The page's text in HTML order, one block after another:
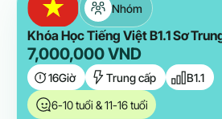
Nhóm
Khóa Học Tiếng Việt B1.1 Sơ
7,000,000VND
16Giờ Trung cấp B1.1
6-10 tuổi & 11-16 tuổi